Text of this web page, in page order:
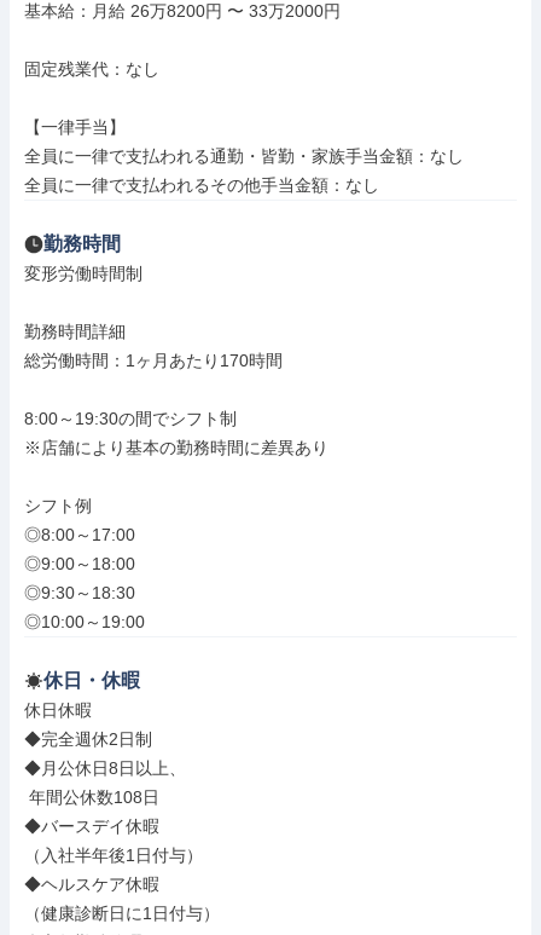
基本給：月給 26万8200円 〜 33万2000円
固定残業代：なし
【一律手当】
全員に一律で支払われる通勤・皆勤・家族手当金額：なし
全員に一律で支払われるその他手当金額：なし
勤務時間
変形労働時間制
勤務時間詳細
総労働時間：1ヶ月あたり170時間
8:00～19:30の間でシフト制
※店舗により基本の勤務時間に差異あり
シフト例
◎8:00～17:00
◎9:00～18:00
◎9:30～18:30
◎10:00～19:00
休日・休暇
休日休暇
◆完全週休2日制
◆月公休日8日以上、
◆バースデイ休暇
（入社半年後1日付与）
◆ヘルスケア休暇
（健康診断日に1日付与）